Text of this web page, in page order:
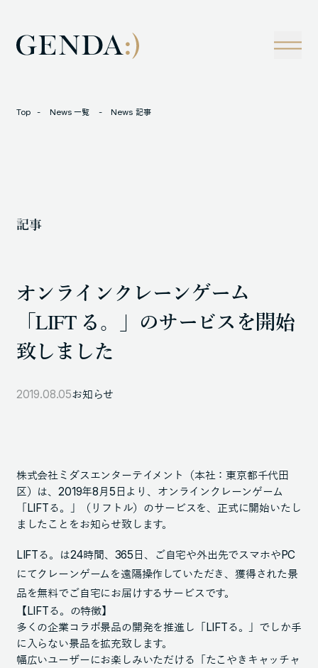
経営理念
インタビュー
トラックレコード
LOCATION
105-7306
人材に対する考え方
反社会勢力に対する基本方針
Copyright © GENDA Inc. All Rights Reserved. ENGLISH
Top News 一覧 News 記事
記事
オンラインクレーンゲーム
「LIFT る。」のサービスを開始
致しました
2019.08.05お知らせ
株式会社ミダスエンターテイメント（本社：東京都千代田
区）は、2019年8月5日より、オンラインクレーンゲーム
「LIFTる。」（リフトル）のサービスを、正式に開始いたし
ましたことをお知らせ致します。
LIFTる。は24時間、365日、ご自宅や外出先でスマホやPC
にてクレーンゲームを遠隔操作していただき、獲得された景
品を無料でご自宅にお届けするサービスです。
【LIFTる。の特徴】
多くの企業コラボ景品の開発を推進し「LIFTる。」でしか手
に入らない景品を拡充致します。
幅広いユーザーにお楽しみいただける「たこやきキャッチャ